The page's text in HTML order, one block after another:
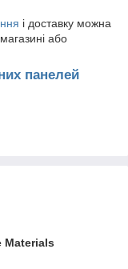
і доставку можна
або
панелей
Materials